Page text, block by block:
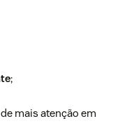
;
mais atenção em